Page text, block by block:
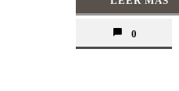
0